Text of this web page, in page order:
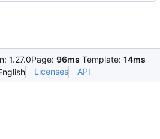
1.27.0Page: 96ms Template: 14ms
Licenses API